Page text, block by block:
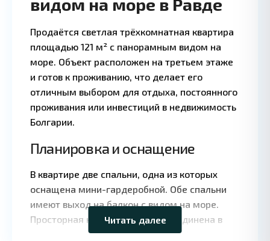
видом на море в Равде
Продаётся светлая трёхкомнатная квартира
площадью 121 м² с панорамным видом на
море. Объект расположен на третьем этаже
и готов к проживанию, что делает его
отличным выбором для отдыха, постоянного
проживания или инвестиций в недвижимость
Болгарии.
Планировка и оснащение
В квартире две спальни, одна из которых
оснащена мини-гардеробной. Обе спальни
имеют выход на балкон с видом на море.
Просторная кухня-гостиная объединена в
одно пространство, создавая комфортную
Читать далее
contributors